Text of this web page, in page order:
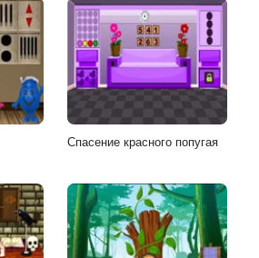
Спасение красного попугая